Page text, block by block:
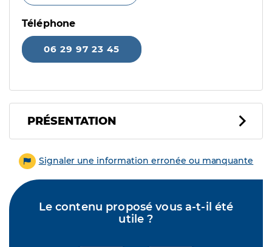
Téléphone
06 29 97 23 45
PRÉSENTATION
Signaler une information erronée ou manquante
Le contenu proposé vous a-t-il été
utile ?